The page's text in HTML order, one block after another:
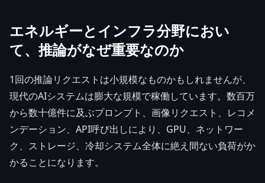
エネルギーとインフラ分野におい
て、推論がなぜ重要なのか
1回の推論リクエストは小規模なものかもしれませんが、
現代のAIシステムは膨大な規模で稼働しています。数百万
から数十億件に及ぶプロンプト、画像リクエスト、レコメ
ンデーション、API呼び出しにより、GPU、ネットワー
ク、ストレージ、冷却システム全体に絶え間ない負荷がか
かることになります。